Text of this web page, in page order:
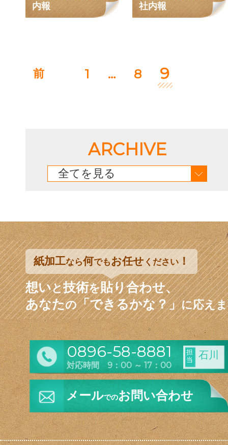
内報
社内報
前 1 … 8 9
ARCHIVE
全てを見る
紙加工なら何でもお任せください！
想いと技術を貼り合わせ、
あなたの「できるかな？」に応え
0896-58-8881
対応時間 9：00 ～ 17：00
担
当
石川
メールでのお問い合わせ